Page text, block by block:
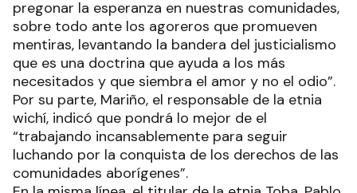
pregonar la esperanza en nuestras comunidades,
sobre todo ante los agoreros que promueven
mentiras, levantando la bandera del justicialismo
que es una doctrina que ayuda a los más
necesitados y que siembra el amor y no el odio”.
Por su parte, Mariño, el responsable de la etnia
wichí, indicó que pondrá lo mejor de el
“trabajando incansablemente para seguir
luchando por la conquista de los derechos de las
comunidades aborígenes”.